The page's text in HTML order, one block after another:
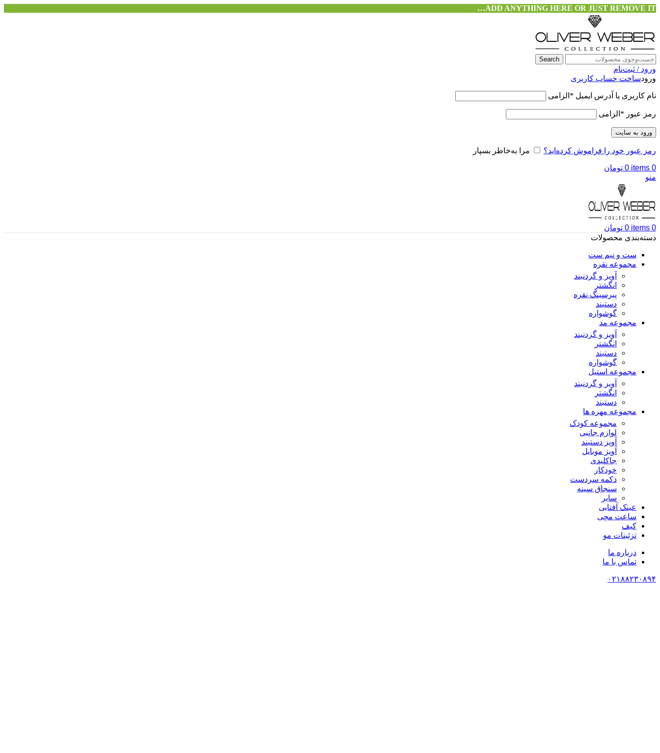
ADD ANYTHING HERE OR JUST REMOVE IT…
Search
ورود / ثبت‌نام
ورودساخت حساب کاربری
نام کاربری یا آدرس ایمیل * الزامی
رمز عبور * الزامی
ورود به سایت
رمز عبور خود را فراموش کرده‌اید؟ مرا به‌خاطر بسپار
0
items
0 تومان
منو
0
items
0 تومان
دسته‌بندی محصولات
ست و نیم ست
مجموعه نقره
آویز و گردنبند
انگشتر
پیرسینگ نقره
دستبند
گوشواره
مجموعه مد
آویز و گردنبند
انگشتر
دستبند
گوشواره
مجموعه استیل
آویز و گردنبند
انگشتر
دستبند
مجموعه مهره ها
مجموعه کودک
لوازم جانبی
آویز دستبند
آویز موبایل
جاکلیدی
خودکار
دکمه سردست
سنجاق سینه
سایر
عینک آفتابی
ساعت مچی
کیف
تزئینات مو
درباره ما
تماس با ما
۰۲۱۸۸۲۳۰۸۹۴